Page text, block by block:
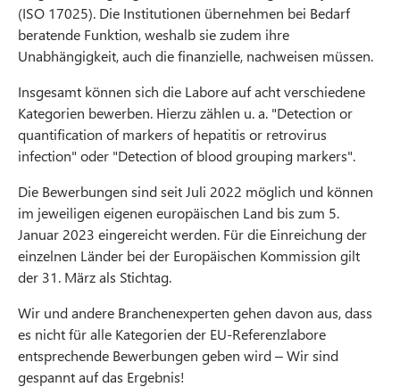
(ISO 17025). Die Institutionen übernehmen bei Bedarf
beratende Funktion, weshalb sie zudem ihre
Unabhängigkeit, auch die finanzielle, nachweisen müssen.
Insgesamt können sich die Labore auf acht verschiedene
Kategorien bewerben. Hierzu zählen u. a. "Detection or
quantification of markers of hepatitis or retrovirus
infection" oder "Detection of blood grouping markers".
Die Bewerbungen sind seit Juli 2022 möglich und können
im jeweiligen eigenen europäischen Land bis zum 5.
Januar 2023 eingereicht werden. Für die Einreichung der
einzelnen Länder bei der Europäischen Kommission gilt
der 31. März als Stichtag.
Wir und andere Branchenexperten gehen davon aus, dass
es nicht für alle Kategorien der EU-Referenzlabore
entsprechende Bewerbungen geben wird – Wir sind
gespannt auf das Ergebnis!